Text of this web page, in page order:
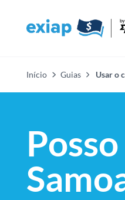
Início Guias Usar o